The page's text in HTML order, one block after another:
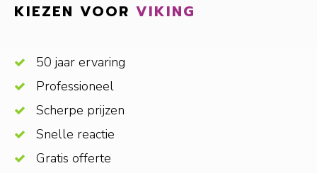
KIEZEN VOOR VIKING
50 jaar ervaring
Professioneel
Scherpe prijzen
Snelle reactie
Gratis offerte